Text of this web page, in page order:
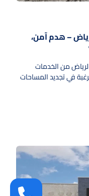
– هدم آمن،
من الخدمات
في تجديد المساحات